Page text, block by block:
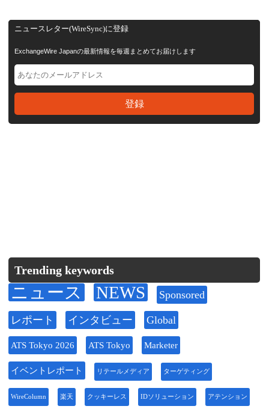
ニュースレター(WireSync)に登録
ExchangeWire Japanの最新情報を毎週まとめてお届けします
Trending keywords
ニュース NEWS Sponsored
レポート インタビュー Global
ATS Tokyo 2026 ATS Tokyo Marketer
イベントレポート リテールメディア ターゲティング
WireColumn 楽天 クッキーレス IDソリューション アテンション